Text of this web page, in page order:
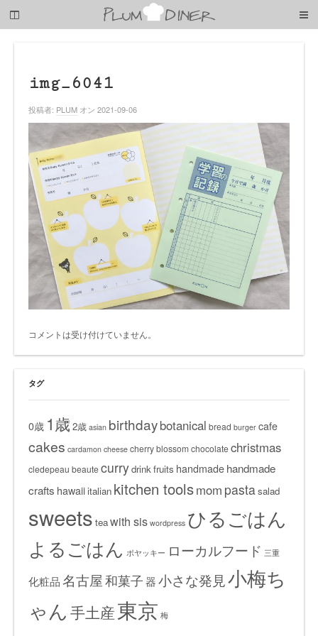
子
img_6041
投稿者: PLUM オン 2021-09-06
コメントは受け付けていません。
タグ
0歳 1歳 2歳 asian birthdaybotanical bread burger cafe
cakes cardamon cheese cherry blossomchocolatechristmas
cledepeau beautecurrydrinkfruits handmade handmade
crafts hawaiiitalian kitchen toolsmom pastasalad
sweets teawith sis wordpress ひるごはん
よるごはん ボヤッキー ローカルフード 三重
化粧品名古屋和菓子器小さな発見小梅ち
ゃん 手土産東京 梅